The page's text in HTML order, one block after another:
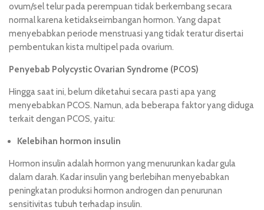
ovum/sel telur pada perempuan tidak berkembang secara
normal karena ketidakseimbangan hormon. Yang dapat
menyebabkan periode menstruasi yang tidak teratur disertai
pembentukan kista multipel pada ovarium.
Penyebab Polycystic Ovarian Syndrome (PCOS)
Hingga saat ini, belum diketahui secara pasti apa yang
menyebabkan PCOS. Namun, ada beberapa faktor yang diduga
terkait dengan PCOS, yaitu:
Kelebihan hormon insulin
Hormon insulin adalah hormon yang menurunkan kadar gula
dalam darah. Kadar insulin yang berlebihan menyebabkan
peningkatan produksi hormon androgen dan penurunan
sensitivitas tubuh terhadap insulin.